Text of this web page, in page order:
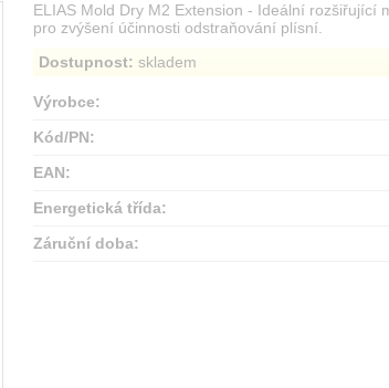
ELIAS Mold Dry M2 Extension - Ideální rozšiřující
pro zvýšení účinnosti odstraňování plísní.
Dostupnost: skladem
Výrobce:
Kód/PN:
EAN:
Energetická třída:
Záruční doba: